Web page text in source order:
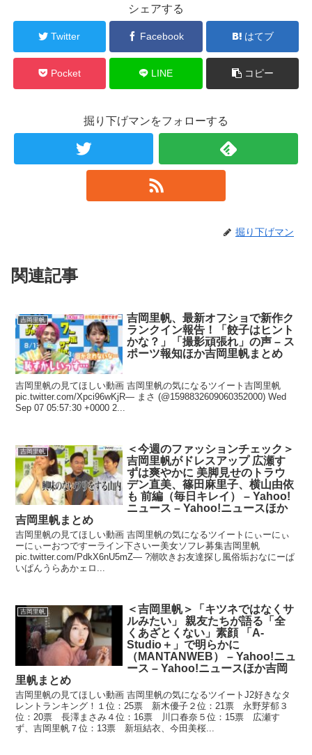
シェアする
Twitter Facebook はてブ
Pocket LINE コピー
掘り下げマンをフォローする
掘り下げマン
関連記事
吉岡里帆
吉岡里帆、最新オフショで新作ク
ランクイン報告！「餃子はヒント
かな？」「撮影頑張れ」の声 – ス
ポーツ報知ほか吉岡里帆まとめ
吉岡里帆の見てほしい動画 吉岡里帆の気になるツイート吉岡里帆
pic.twitter.com/Xpci96wKjR— まさ (@1598832609060352000) Wed
Sep 07 05:57:30 +0000 2...
吉岡里帆
＜今週のファッションチェック＞
吉岡里帆がドレスアップ 広瀬す
ずは爽やかに 美脚見せのトラウ
デン直美、篠田麻里子、横山由依
も 前編（毎日キレイ） – Yahoo!
ニュース – Yahoo!ニュースほか
吉岡里帆まとめ
吉岡里帆の見てほしい動画 吉岡里帆の気になるツイートにぃーにぃ
ーにぃーおつですーライン下さいー美女ソフレ募集吉岡里帆
pic.twitter.com/PdkX6nU5mZ— ?潮吹きお友達探し風俗垢おなにーぱ
いぱんうらあかェロ...
吉岡里帆
＜吉岡里帆＞「キツネではなくサ
ルみたい」 親友たちが語る「全
くあざとくない」素顔 「A-
Studio＋」で明らかに
（MANTANWEB） – Yahoo!ニュ
ース – Yahoo!ニュースほか吉岡
里帆まとめ
吉岡里帆の見てほしい動画 吉岡里帆の気になるツイートJ2好きなタ
レントランキング！１位：25票 新木優子２位：21票 永野芽郁３
位：20票 長澤まさみ４位：16票 川口春奈５位：15票 広瀬す
ず、吉岡里帆７位：13票 新垣結衣、今田美桜...